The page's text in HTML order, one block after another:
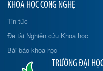
KHOA HỌC CÔNG NGHỆ
Tin tức
Đề tài Nghiên cứu Khoa học
Bài báo khoa học
TRƯỜNG ĐẠI